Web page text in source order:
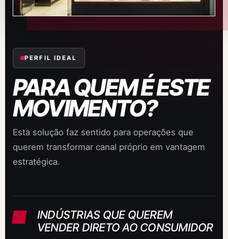
PERFIL IDEAL
PARA QUEM É ESTE
MOVIMENTO?
Esta solução faz sentido para operações que
querem transformar canal próprio em vantagem
estratégica.
INDÚSTRIAS QUE QUEREM
VENDER DIRETO AO CONSUMIDOR